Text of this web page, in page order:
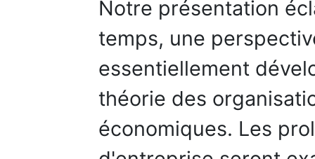
Notre présentation
temps, une
essentiellement
théorie des
économiques. Les